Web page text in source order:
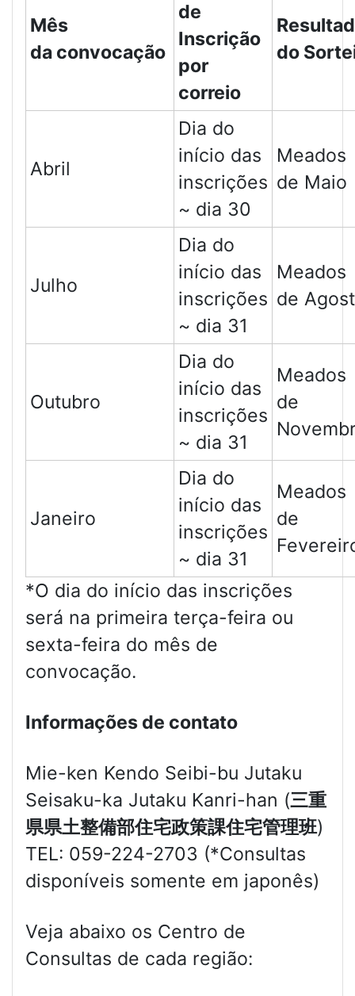
Mês
da convocação
de
Inscrição
por
correio
do
Abril
Dia do
início das
inscrições
~ dia 30
Meados
de Maio
Julho
Dia do
início das
inscrições
~ dia 31
Meados
de
Outubro
Dia do
início das
inscrições
~ dia 31
Meados
de
Janeiro
Dia do
início das
inscrições
~ dia 31
Meados
de
*O dia do início das inscrições
será na primeira terça-feira ou
sexta-feira do mês de
convocação.
Informações de contato
Mie-ken Kendo Seibi-bu Jutaku
Seisaku-ka Jutaku Kanri-han (三重
県県土整備部住宅政策課住宅管理班)
TEL: 059-224-2703 (*Consultas
disponíveis somente em japonês)
Veja abaixo os Centro de
Consultas de cada região: